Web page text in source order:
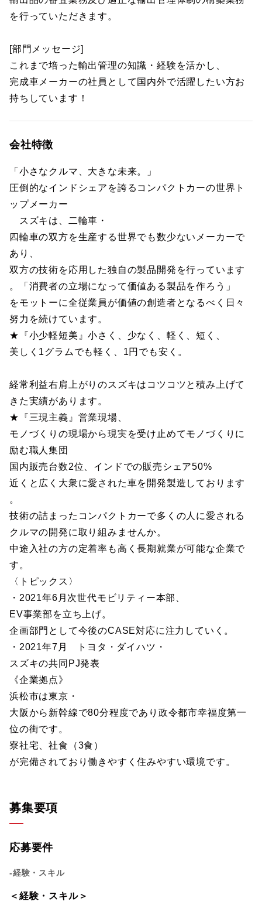
を行っていただきます。
[部門メッセージ]
これまで培った輸出管理の知識・経験を活かし、
完成車メーカーの社員として国内外で活躍したい方お
持ちしています！
会社特徴
「小さなクルマ、大きな未来。」
圧倒的なインドシェアを誇るコンパクトカーの世界ト
ップメーカー
スズキは、二輪車・
四輪車の双方を生産する世界でも数少ないメーカーで
あり、
双方の技術を応用した独自の製品開発を行っています
。「消費者の立場になって価値ある製品を作ろう」
をモットーに全従業員が価値の創造者となるべく日々
努力を続けています。
★『小少軽短美』小さく、少なく、軽く、短く、
美しく1グラムでも軽く、1円でも安く。
経常利益右肩上がりのスズキはコツコツと積み上げて
きた実績があります。
★『三現主義』営業現場、
モノづくりの現場から現実を受け止めてモノづくりに
励む職人集団
国内販売台数2位、インドでの販売シェア50%
近くと広く大衆に愛された車を開発製造しております
。
技術の詰まったコンパクトカーで多くの人に愛される
クルマの開発に取り組みませんか。
中途入社の方の定着率も高く長期就業が可能な企業で
す。
〈トピックス〉
・2021年6月次世代モビリティー本部、
EV事業部を立ち上げ。
企画部門として今後のCASE対応に注力していく。
・2021年7月 トヨタ・ダイハツ・
スズキの共同PJ発表
《企業拠点》
浜松市は東京・
大阪から新幹線で80分程度であり政令都市幸福度第一
位の街です。
寮社宅、社食（3食）
が完備されており働きやすく住みやすい環境です。
募集要項
応募要件
-経験・スキル
＜経験・スキル＞